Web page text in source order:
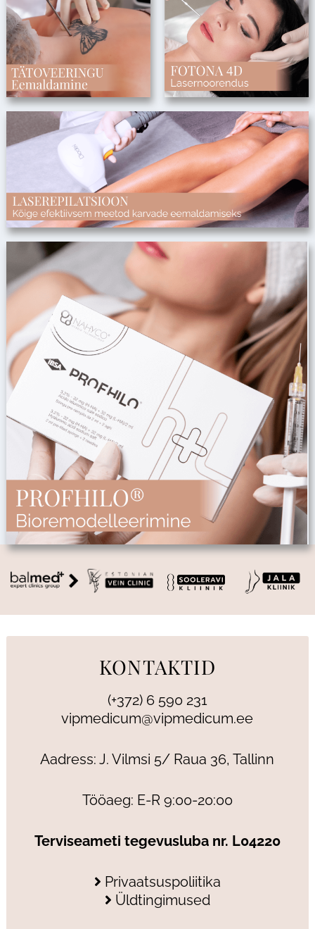
KONTAKTID
(+372) 6 590 231
vipmedicum@vipmedicum.ee
Aadress: J. Vilmsi 5/ Raua 36, Tallinn
Tööaeg: E-R 9:00-20:00
Terviseameti tegevusluba nr. L04220
Privaatsuspoliitika
Üldtingimused